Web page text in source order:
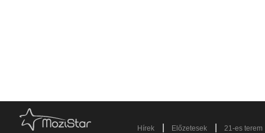
Hírek Előzetesek
21-es terem